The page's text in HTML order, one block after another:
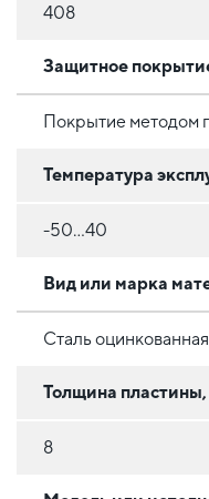
408
Защитное
Покрытие методом
Температура
-50...40
Вид или марка
Сталь оцинкованная
Толщина
8